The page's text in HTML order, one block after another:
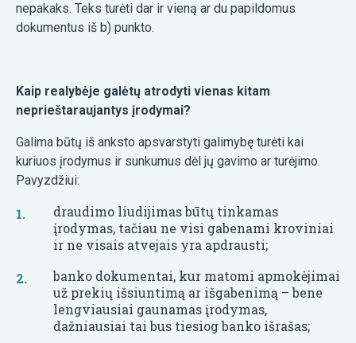
nepakaks. Teks turėti dar ir vieną ar du papildomus
dokumentus iš b) punkto.
Kaip realybėje galėtų atrodyti vienas kitam
neprieštaraujantys įrodymai?
Galima būtų iš anksto apsvarstyti galimybę turėti kai
kuriuos įrodymus ir sunkumus dėl jų gavimo ar turėjimo.
Pavyzdžiui:
draudimo liudijimas būtų tinkamas
įrodymas, tačiau ne visi gabenami kroviniai
ir ne visais atvejais yra apdrausti;
banko dokumentai, kur matomi apmokėjimai
už prekių išsiuntimą ar išgabenimą – bene
lengviausiai gaunamas įrodymas,
dažniausiai tai bus tiesiog banko išrašas;